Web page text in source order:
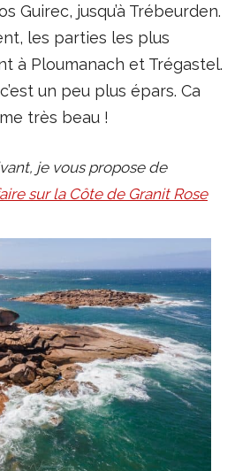
Guirec, jusqu’à Trébeurden.
les parties les plus
à Ploumanach et Trégastel.
un peu plus épars. Ca
très beau !
je vous propose de
sur la Côte de Granit Rose